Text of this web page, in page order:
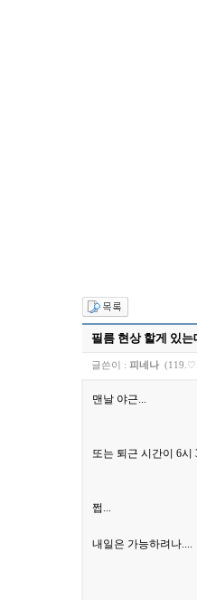
필름 현상 할게 있는
글쓴이 : 피네나
맨날 야근...
또는 퇴근 시간이 6시
쩝...
내일은 가능하려나....